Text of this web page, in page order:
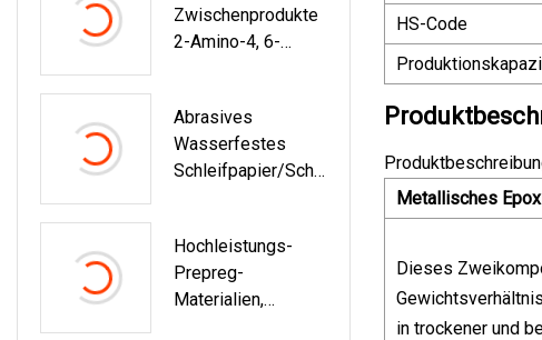
Zwischenprodukte
2-Amino-4, 6-
Abrasives
Wasserfestes
Schleifpapier/Schl
Hochleistungs-
Prepreg-
Materialien,
HS-Code
Metallisches
Dieses
in trockener und